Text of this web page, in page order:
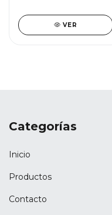
VER
Categorías
Inicio
Productos
Contacto